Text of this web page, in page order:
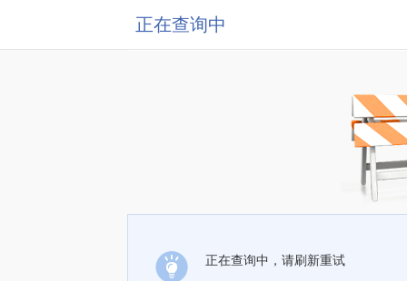
正在查询中
正在查询中，请刷新重试